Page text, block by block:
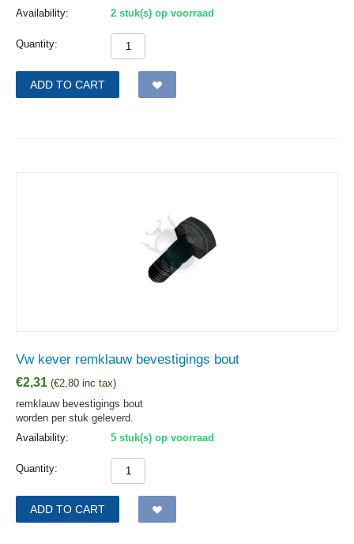
Availability:
2 stuk(s) op voorraad
Quantity:
ADD TO CART
Vw kever remklauw bevestigings bout
€2,31 (€2,80 inc tax)
remklauw bevestigings bout
worden per stuk geleverd.
Availability:
5 stuk(s) op voorraad
Quantity:
ADD TO CART